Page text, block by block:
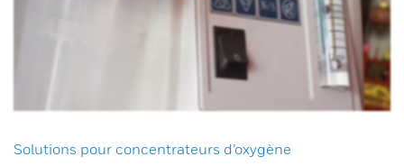
Solutions pour concentrateurs d’oxygène